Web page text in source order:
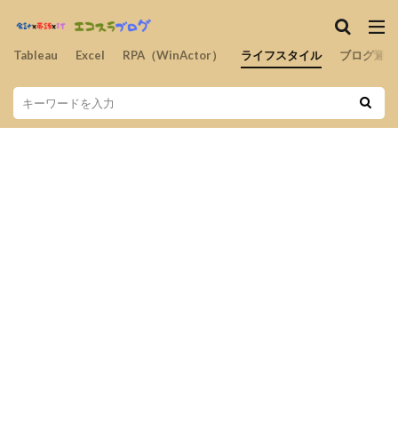
Tableau Excel RPA（WinActor） ライフスタイル ブログ運営